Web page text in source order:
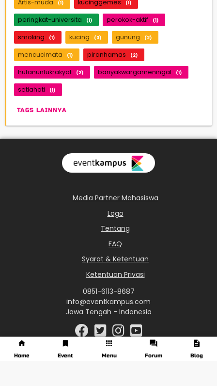
Artis-muda (1) kucinggemes (1)
peringkat-universita (1) perokok-aktif (1)
smoking (1) kucing (3) gunung (2)
mencucimata (1) piranhamas (2)
hutanuntukrakyat (2) banyakwargameningal (1)
setiahati (1)
TAGS LAINNYA
Media Partner Mahasiswa
Logo
Tentang
FAQ
Syarat & Ketentuan
Ketentuan Privasi
0851-6113-8687
info@eventkampus.com
Jawa Tengah - Indonesia
Home Event Menu Forum Blog